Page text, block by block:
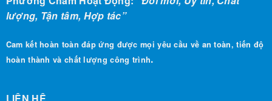
hoàn thành và chất lượng công trình.